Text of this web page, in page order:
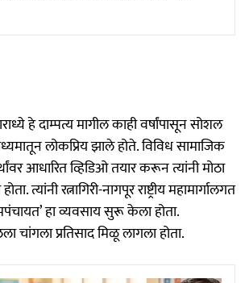
हे दाम्पत्य मागील काही वर्षांपासून सोशल
लोकप्रिय झाले होते. विविध सामाजिक
आधारित व्हिडिओ तयार करून त्यांनी मोठा
त्यांनी रत्नागिरी-नागपूर राष्ट्रीय महामार्गालगत
हा व्यवसाय सुरू केला होता.
चांगला प्रतिसाद मिळू लागला होता.